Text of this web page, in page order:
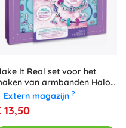
It Real set voor het
van armbanden Halo
True Blue
Extern magazijn ?
13,50